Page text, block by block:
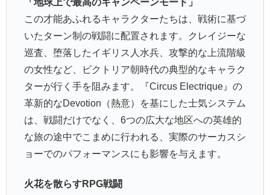
この才能あふれるキャラクターたちは、戦術に基づ
いたターン制の戦闘に配置されます。クレイジーな
巡査、堕落したイギリス人水兵、攻撃的な上流階級
の女性など、ビクトリア朝時代の典型的なキャラク
ターが行く手を阻みます。『Circus Electrique』の
革新的なDevotion（熱意）を基にした士気システム
は、戦闘だけでなく、6つの広大な地区への英雄的
な旅の途中でこまめに行われる、実際のサーカスシ
ョーでのパフォーマンスにも影響を与えます。
火花を散らすRPG戦闘